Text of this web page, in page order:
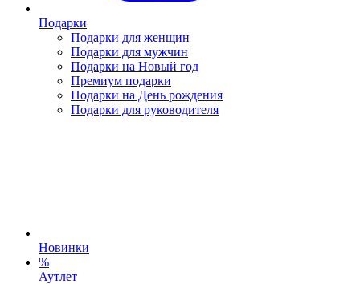
Подарки
Подарки для женщин
Подарки для мужчин
Подарки на Новый год
Премиум подарки
Подарки на День рождения
Подарки для руководителя
Новинки
%
Аутлет